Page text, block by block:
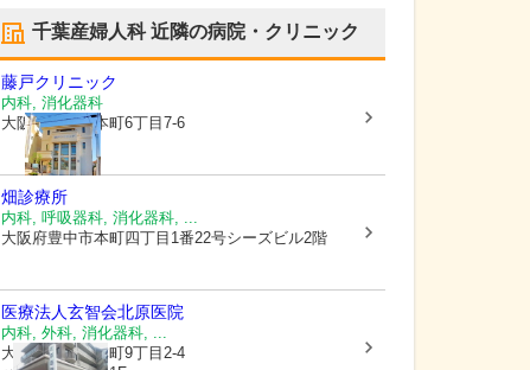
千葉産婦人科近隣の病院・クリニック
藤戸クリニック
内科, 消化器科
大阪府豊中市本町6丁目7-6
畑診療所
内科, 呼吸器科, 消化器科, ...
大阪府豊中市本町四丁目1番22号シーズビル2階
医療法人玄智会北原医院
内科, 外科, 消化器科, ...
大阪府豊中市本町9丁目2-4